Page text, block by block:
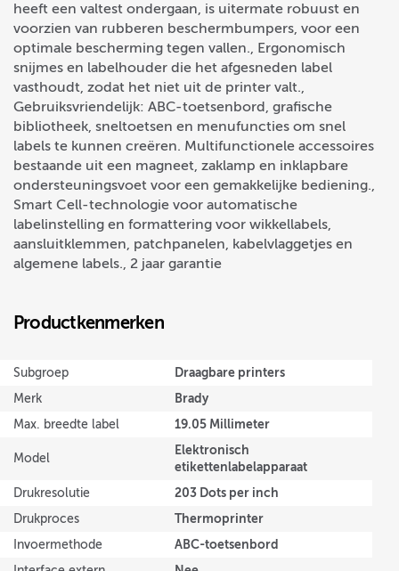
heeft een valtest ondergaan, is uitermate robuust en
voorzien van rubberen beschermbumpers, voor een
optimale bescherming tegen vallen., Ergonomisch
snijmes en labelhouder die het afgesneden label
vasthoudt, zodat het niet uit de printer valt.,
Gebruiksvriendelijk: ABC-toetsenbord, grafische
bibliotheek, sneltoetsen en menufuncties om snel
labels te kunnen creëren. Multifunctionele accessoires
bestaande uit een magneet, zaklamp en inklapbare
ondersteuningsvoet voor een gemakkelijke bediening.,
Smart Cell-technologie voor automatische
labelinstelling en formattering voor wikkellabels,
aansluitklemmen, patchpanelen, kabelvlaggetjes en
algemene labels., 2 jaar garantie
Productkenmerken
Subgroep Draagbare printers
Merk Brady
Max. breedte label 19.05 Millimeter
Model
Elektronisch
etikettenlabelapparaat
Drukresolutie 203 Dots per inch
Drukproces Thermoprinter
Invoermethode ABC-toetsenbord